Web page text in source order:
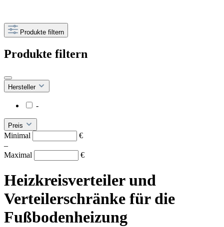
Produkte filtern
Produkte filtern
Hersteller
-
Preis
Minimal
€
–
Maximal
€
Heizkreisverteiler und
Verteilerschränke für die
Fußbodenheizung